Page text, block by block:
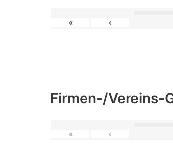
« ‹
Firmen-/Vereins-
« ‹